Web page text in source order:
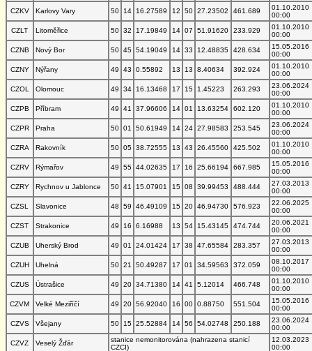
CZKV
Karlovy Vary 50 14 16.27589 12 50 27.23502 461.689
01.10.2010
00:00
CZLT
Litoměřice 50 32 17.19849 14 07 51.91620 233.929
01.10.2010
00:00
CZNB
Nový Bor 50 45 54.19049 14 33 12.48835 428.634
15.05.2016
00:00
CZNY
Nýřany 49 43 0.55892 13 13 8.40634 392.924
01.10.2010
00:00
CZOL
Olomouc 49 34 16.13468 17 15 1.45223 263.293
23.06.2024
00:00
CZPB
Příbram 49 41 37.96606 14 01 13.63254 602.120
01.10.2010
00:00
CZPR
Praha 50 01 50.61949 14 24 27.98583 253.545
23.06.2024
00:00
CZRA
Rakovník 50 05 38.72555 13 43 26.45560 425.502
01.10.2010
00:00
CZRV
Rýmařov 49 55 44.02635 17 16 25.66194 667.985
15.05.2016
00:00
CZRY
Rychnov u Jablonce 50 41 15.07901 15 08 39.99453 488.444
27.03.2013
00:00
CZSL
Slavonice 48 59 46.49109 15 20 46.94730 576.923
22.06.2025
00:00
CZST
Strakonice 49 16 6.16988 13 54 15.43145 474.744
20.06.2021
00:00
CZUB
Uherský Brod 49 01 24.01424 17 38 47.65584 283.357
27.03.2013
00:00
CZUH
Uhelná 50 21 50.49287 17 01 34.59563 372.059
08.10.2017
00:00
CZUS
Ústrašice 49 20 34.71380 14 41 5.12014 466.748
01.10.2010
00:00
CZVM
Velké Meziříčí 49 20 56.92040 16 00 0.88750 551.504
15.05.2016
00:00
CZVS
Všejany 50 15 25.52884 14 56 54.02748 250.188
23.06.2024
00:00
CZVZ
Veselý Žďár
stanice nemonitorována (nahrazena stanicí
CZCI)
12.03.2023
00:00